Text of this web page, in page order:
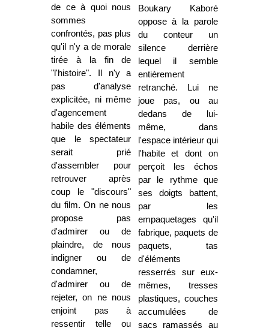
de ce à quoi nous
sommes
confrontés, pas plus
qu'il n'y a de morale
tirée à la fin de
"l'histoire". Il n'y a
pas d'analyse
explicitée, ni même
d'agencement
habile des éléments
que le spectateur
serait prié
d'assembler pour
retrouver après
coup le "discours"
du film. On ne nous
propose pas
d'admirer ou de
plaindre, de nous
indigner ou de
condamner,
d'admirer ou de
rejeter, on ne nous
enjoint pas à
ressentir telle ou
Boukary Kaboré
oppose à la parole
du conteur un
silence derrière
lequel il semble
entièrement
retranché. Lui ne
joue pas, ou au
dedans de lui-
même, dans
l'espace intérieur qui
l'habite et dont on
perçoit les échos
par le rythme que
ses doigts battent,
par les
empaquetages qu'il
fabrique, paquets de
paquets, tas
d'éléments
resserrés sur eux-
mêmes, tresses
plastiques, couches
accumulées de
sacs ramassés au